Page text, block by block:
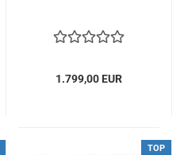
1.799,00 EUR
TOP